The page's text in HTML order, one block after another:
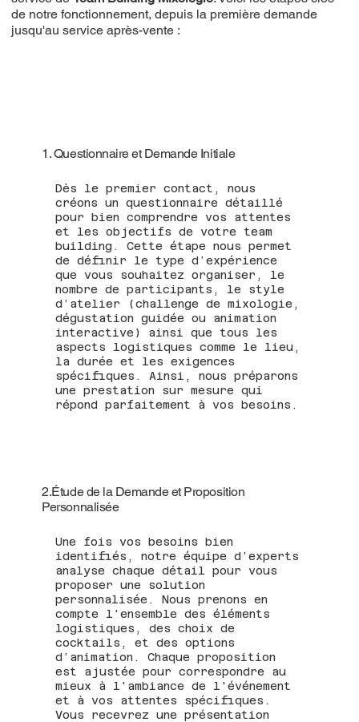
de notre fonctionnement, depuis la première demande
jusqu'au service après-vente :
1. Questionnaire et Demande Initiale
Dès le premier contact, nous
créons un questionnaire détaillé
pour bien comprendre vos attentes
et les objectifs de votre team
building. Cette étape nous permet
de définir le type d’expérience
que vous souhaitez organiser, le
nombre de participants, le style
d’atelier (challenge de mixologie,
dégustation guidée ou animation
interactive) ainsi que tous les
aspects logistiques comme le lieu,
la durée et les exigences
spécifiques. Ainsi, nous préparons
une prestation sur mesure qui
répond parfaitement à vos besoins.
2.Étude de la Demande et Proposition
Personnalisée
Une fois vos besoins bien
identifiés, notre équipe d’experts
analyse chaque détail pour vous
proposer une solution
personnalisée. Nous prenons en
compte l'ensemble des éléments
logistiques, des choix de
cocktails, et des options
d’animation. Chaque proposition
est ajustée pour correspondre au
mieux à l'ambiance de l'événement
et à vos attentes spécifiques.
Vous recevrez une présentation